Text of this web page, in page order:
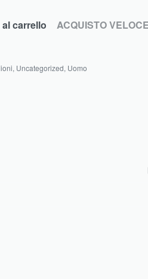
carrello ACQUISTO VELOCE
, Uncategorized, Uomo